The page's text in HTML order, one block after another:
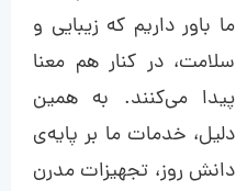
ما باور داریم که زیبایی و
سلامت، در کنار هم معنا
پیدا می‌کنند. به همین
دلیل، خدمات ما بر پایه‌ی
دانش روز، تجهیزات مدرن